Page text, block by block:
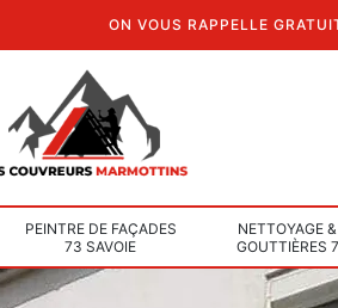
ON VOUS RAPPELLE
PEINTRE DE FAÇADES
73 SAVOIE
NETTOYAGE
GOUTTIÈRES